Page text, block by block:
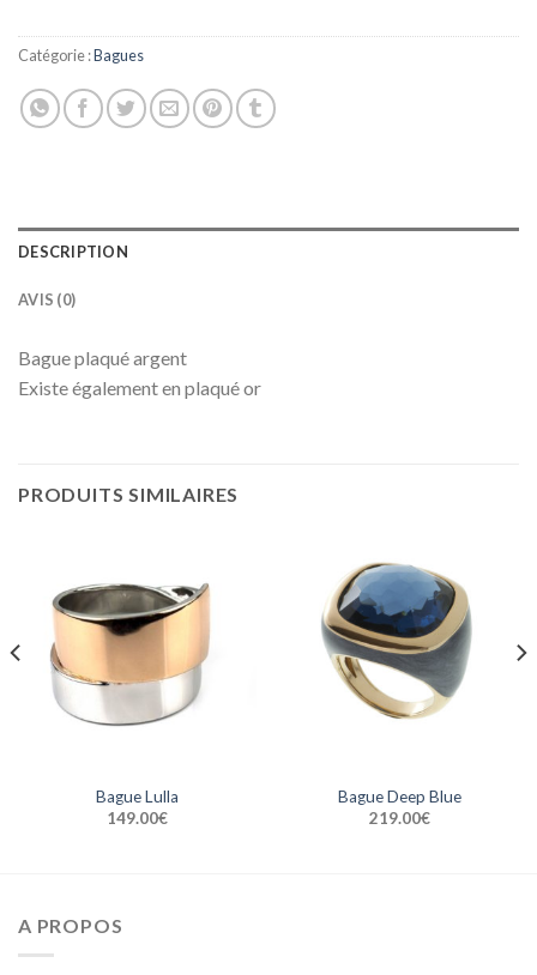
Catégorie :Bagues
DESCRIPTION
AVIS (0)
Bague plaqué argent
Existe également en plaqué or
PRODUITS SIMILAIRES
Bague Lulla
149.00€
Bague Deep Blue
219.00€
A PROPOS